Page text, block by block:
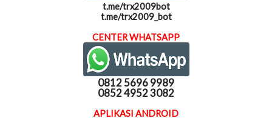
t.me/trx2009bot
t.me/trx2009_bot
CENTER WHATSAPP
0812 5696 9989
0852 4952 3082
APLIKASI ANDROID